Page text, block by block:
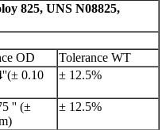
825, UNS N08825,
OD
Tolerance WT
''(± 0.10
± 12.5%
'' (±
± 12.5%